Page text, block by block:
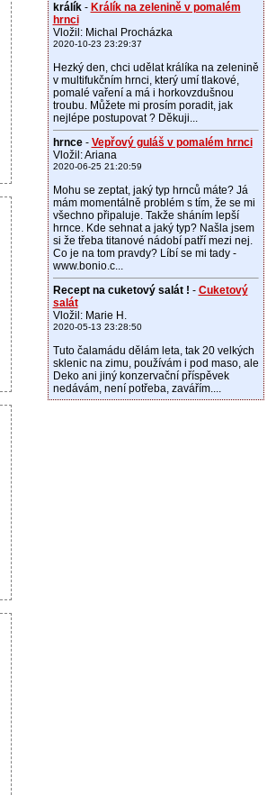
králík- Králík na zelenině v pomalém
hrnci
Vložil: Michal Procházka
2020-10-23 23:29:37
Hezký den, chci udělat králíka na zelenině
v multifukčním hrnci, který umí tlakové,
pomalé vaření a má i horkovzdušnou
troubu. Můžete mi prosím poradit, jak
nejlépe postupovat ? Děkuji...
hrnce- Vepřový guláš v pomalém hrnci
Vložil: Ariana
2020-06-25 21:20:59
Mohu se zeptat, jaký typ hrnců máte? Já
mám momentálně problém s tím, že se mi
všechno připaluje. Takže sháním lepší
hrnce. Kde sehnat a jaký typ? Našla jsem
si že třeba titanové nádobí patří mezi nej.
Co je na tom pravdy? Líbí se mi tady -
www.bonio.c...
Recept na cuketový salát ! - Cuketový
salát
Vložil: Marie H.
2020-05-13 23:28:50
Tuto čalamádu dělám leta, tak 20 velkých
sklenic na zimu, používám i pod maso, ale
Deko ani jiný konzervační příspěvek
nedávám, není potřeba, zavářím....